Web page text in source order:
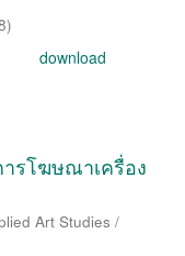
)
download
รโฆษณาเครื่อง
Art Studies /